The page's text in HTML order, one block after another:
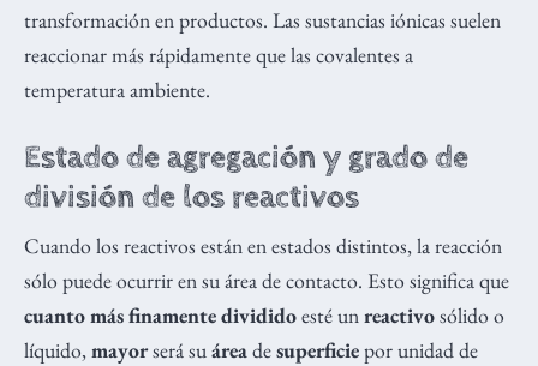
transformación en productos. Las sustancias iónicas suelen
reaccionar más rápidamente que las covalentes a
temperatura ambiente.
Estado de agregación y grado de
división de los reactivos
Cuando los reactivos están en estados distintos, la reacción
sólo puede ocurrir en su área de contacto. Esto significa que
cuanto más finamente divididoesté unreactivosólido o
líquido,mayorserá suáreadesuperficiepor unidad de